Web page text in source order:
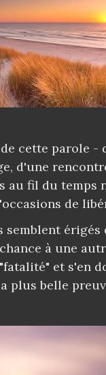
cette parole
d'une
au fil du temps
de
semblent
à une
et s'en
plus belle